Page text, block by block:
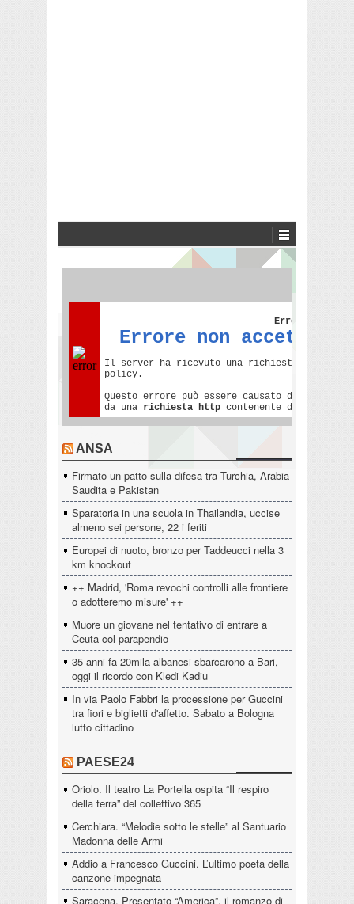
ANSA
Firmato un patto sulla difesa tra Turchia, Arabia
Saudita e Pakistan
Sparatoria in una scuola in Thailandia, uccise
almeno sei persone, 22 i feriti
Europei di nuoto, bronzo per Taddeucci nella 3
km knockout
++ Madrid, 'Roma revochi controlli alle frontiere
o adotteremo misure' ++
Muore un giovane nel tentativo di entrare a
Ceuta col parapendio
35 anni fa 20mila albanesi sbarcarono a Bari,
oggi il ricordo con Kledi Kadiu
In via Paolo Fabbri la processione per Guccini
tra fiori e biglietti d'affetto. Sabato a Bologna
lutto cittadino
PAESE24
Oriolo. Il teatro La Portella ospita “Il respiro
della terra” del collettivo 365
Cerchiara. “Melodie sotto le stelle” al Santuario
Madonna delle Armi
Addio a Francesco Guccini. L’ultimo poeta della
canzone impegnata
Saracena. Presentato “America”, il romanzo di